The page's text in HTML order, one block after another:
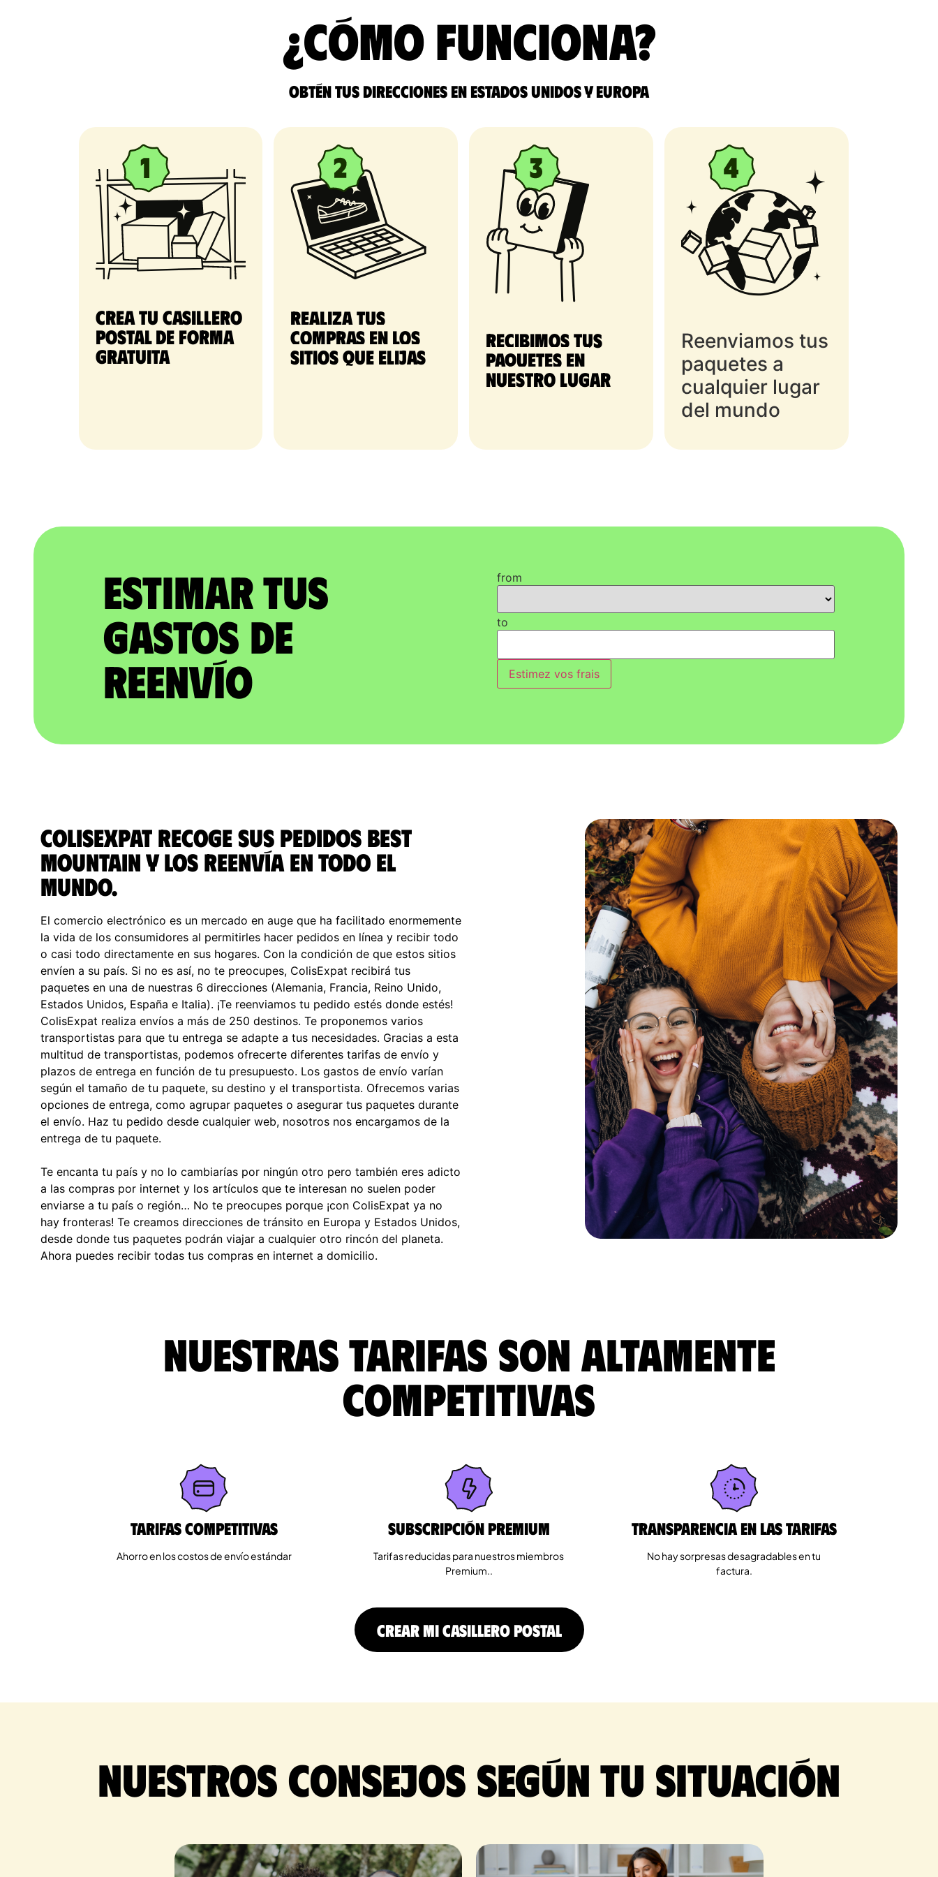
¿Cómo funciona?
Obtén tus direcciones en Estados Unidos y Europa
Crea tu casillero
postal de forma
gratuita​
Realiza tus
compras en los
sitios que elijas
Recibimos tus
paquetes en
nuestro lugar
Reenviamos tus
paquetes a
cualquier lugar
del mundo
Estimar tus
gastos de
reenvío
from
to
Estimez vos frais
ColisExpat recoge sus pedidos Best
Mountain y los reenvía en todo el
Mundo.
El comercio electrónico es un mercado en auge que ha facilitado enormemente
la vida de los consumidores al permitirles hacer pedidos en línea y recibir todo
o casi todo directamente en sus hogares. Con la condición de que estos sitios
envíen a su país. Si no es así, no te preocupes, ColisExpat recibirá tus
paquetes en una de nuestras 6 direcciones (Alemania, Francia, Reino Unido,
Estados Unidos, España e Italia). ¡Te reenviamos tu pedido estés donde estés!
ColisExpat realiza envíos a más de 250 destinos. Te proponemos varios
transportistas para que tu entrega se adapte a tus necesidades. Gracias a esta
multitud de transportistas, podemos ofrecerte diferentes tarifas de envío y
plazos de entrega en función de tu presupuesto. Los gastos de envío varían
según el tamaño de tu paquete, su destino y el transportista. Ofrecemos varias
opciones de entrega, como agrupar paquetes o asegurar tus paquetes durante
el envío. Haz tu pedido desde cualquier web, nosotros nos encargamos de la
entrega de tu paquete.
Te encanta tu país y no lo cambiarías por ningún otro pero también eres adicto
a las compras por internet y los artículos que te interesan no suelen poder
enviarse a tu país o región… No te preocupes porque ¡con ColisExpat ya no
hay fronteras! Te creamos direcciones de tránsito en Europa y Estados Unidos,
desde donde tus paquetes podrán viajar a cualquier otro rincón del planeta.
Ahora puedes recibir todas tus compras en internet a domicilio.
Nuestras tarifas son altamente
competitivas
Tarifas competitivas
Ahorro en los costos de envío estándar
Subscripción Premium
Tarifas reducidas para nuestros miembros
Premium..
Transparencia en las tarifas
No hay sorpresas desagradables en tu
factura.
CREAR MI CASILLERO POSTAL
Nuestros consejos según tu situación